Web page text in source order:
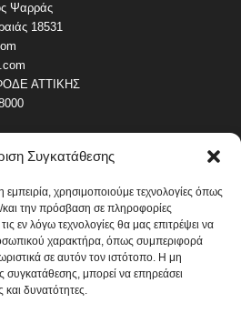
Συγκατάθεσης
εμπειρία, χρησιμοποιούμε τεχνολογίες όπως
την πρόσβαση σε πληροφορίες
εν λόγω τεχνολογίες θα μας επιτρέψει να
χαρακτήρα, όπως συμπεριφορά
σε αυτόν τον ιστότοπο. Η μη
μπορεί να επηρεάσει
και δυνατότητες.
Ψαρράς
18531
ΑΤΤΙΚΗΣ